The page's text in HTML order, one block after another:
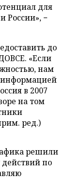
для
России», −
до
«Если
нам
информацией
в 2007
на том
ред.)
решили
по